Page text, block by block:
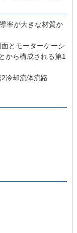
率が大きな材質か
とモーターケーシ
から構成される第1
冷却流体流路